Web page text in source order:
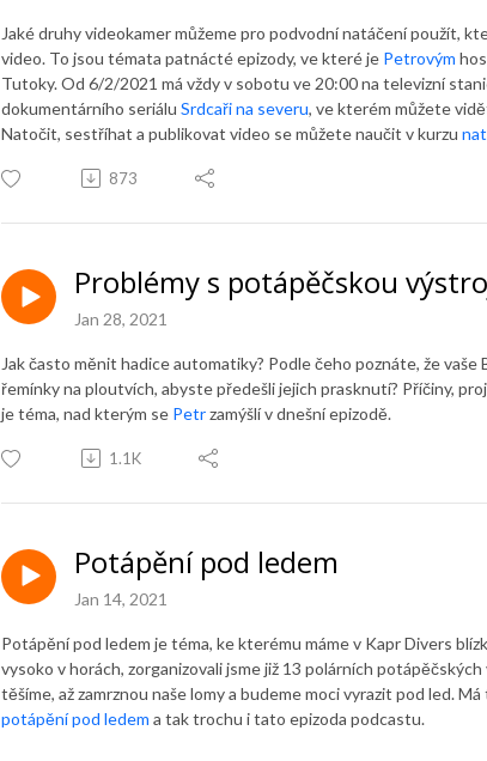
Jaké druhy videokamer můžeme pro podvodní natáčení použít,
video. To jsou témata patnácté epizody, ve které je Petrovým
Tutoky. Od 6/2/2021 má vždy v sobotu ve 20:00 na televizní
dokumentárního seriálu Srdcaři na severu, ve kterém můžete
Natočit, sestříhat a publikovat video se můžete naučit v kurzu
873
Problémy s potápěčskou
Jan 28, 2021
Jak často měnit hadice automatiky? Podle čeho poznáte, že
řemínky na ploutvích, abyste předešli jejich prasknutí? Příčiny,
je téma, nad kterým se Petrzamýšlí v dnešní epizodě.
1.1K
Potápění pod ledem
Jan 14, 2021
Potápění pod ledem je téma, ke kterému máme v Kapr Divers
vysoko v horách, zorganizovali jsme již 13 polárních potápěčských
těšíme, až zamrznou naše lomy a budeme moci vyrazit pod led.
potápění pod ledem a tak trochu i tato epizoda podcastu.